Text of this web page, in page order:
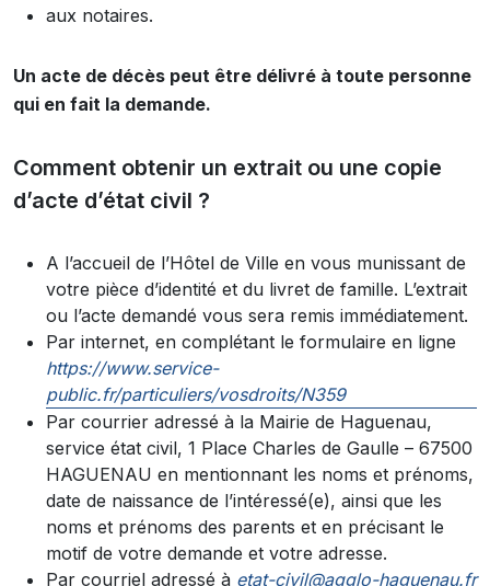
aux notaires.
Un acte de décès peut être délivré à toute personne
qui en fait la demande.
Comment obtenir un extrait ou une copie
d’acte d’état civil ?
A l’accueil de l’Hôtel de Ville en vous munissant de
votre pièce d’identité et du livret de famille. L’extrait
ou l’acte demandé vous sera remis immédiatement.
Par internet, en complétant le formulaire en ligne
https://www.service-
public.fr/particuliers/vosdroits/N359
Par courrier adressé à la Mairie de Haguenau,
service état civil, 1 Place Charles de Gaulle – 67500
HAGUENAU en mentionnant les noms et prénoms,
date de naissance de l’intéressé(e), ainsi que les
noms et prénoms des parents et en précisant le
motif de votre demande et votre adresse.
Par courriel adressé à etat-civil@agglo-haguenau.fr